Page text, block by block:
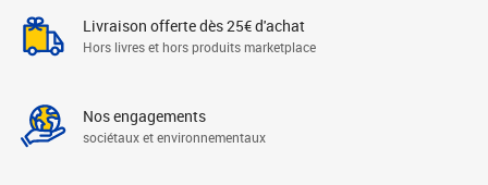
Livraison offerte dès 25€ d'achat
Hors livres et hors produits marketplace
Nos engagements
sociétaux et environnementaux